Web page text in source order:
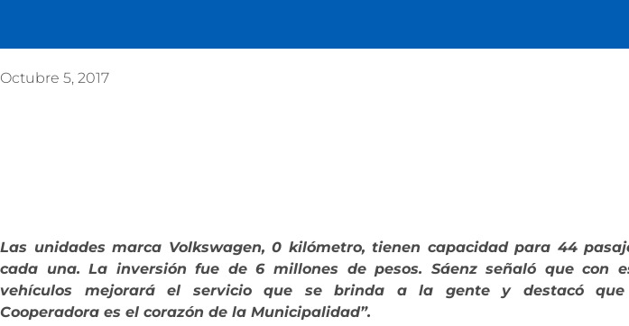
Octubre 5, 2017
Las unidades marca Volkswagen, 0 kilómetro, tienen capacidad para 44
cada una. La inversión fue de 6 millones de pesos. Sáenz señaló que con
vehículos mejorará el servicio que se brinda a la gente y destacó
Cooperadora es el corazón de la Municipalidad”.